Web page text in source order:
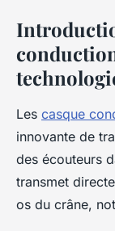
Les casque
innovante de
des écouteurs
transmet
os du crâne,